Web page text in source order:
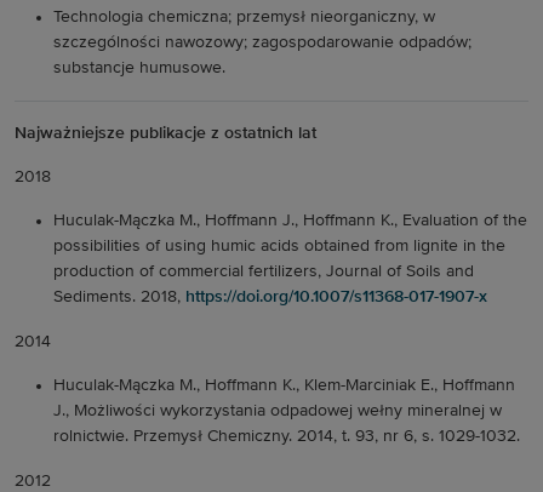
Technologia chemiczna; przemysł nieorganiczny, w
szczególności nawozowy; zagospodarowanie odpadów;
substancje humusowe.
Najważniejsze publikacje z ostatnich lat
2018
Huculak-Mączka M., Hoffmann J., Hoffmann K., Evaluation of the
possibilities of using humic acids obtained from lignite in the
production of commercial fertilizers, Journal of Soils and
Sediments. 2018, https://doi.org/10.1007/s11368-017-1907-x
2014
Huculak-Mączka M., Hoffmann K., Klem-Marciniak E., Hoffmann
J., Możliwości wykorzystania odpadowej wełny mineralnej w
rolnictwie. Przemysł Chemiczny. 2014, t. 93, nr 6, s. 1029-1032.
2012